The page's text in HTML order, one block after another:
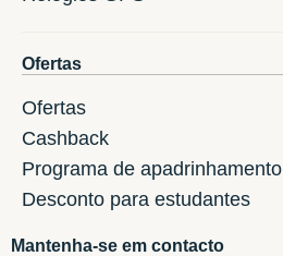
Ofertas
Ofertas
Cashback
Programa de apadrinhamento
Desconto para estudantes
Mantenha-se em contacto